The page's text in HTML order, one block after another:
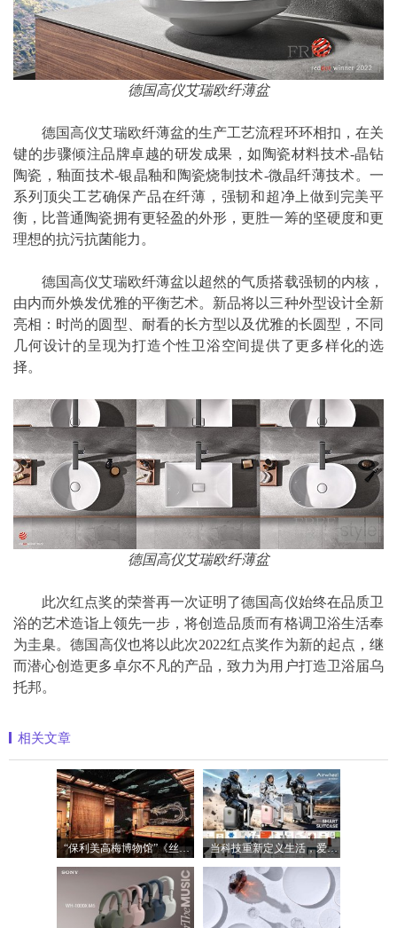
德国高仪艾瑞欧纤薄盆
德国高仪艾瑞欧纤薄盆的生产工艺流程环环相扣，在关
键的步骤倾注品牌卓越的研发成果，如陶瓷材料技术-晶钻
陶瓷，釉面技术-银晶釉和陶瓷烧制技术-微晶纤薄技术。一
系列顶尖工艺确保产品在纤薄，强韧和超净上做到完美平
衡，比普通陶瓷拥有更轻盈的外形，更胜一筹的坚硬度和更
理想的抗污抗菌能力。
德国高仪艾瑞欧纤薄盆以超然的气质搭载强韧的内核，
由内而外焕发优雅的平衡艺术。新品将以三种外型设计全新
亮相：时尚的圆型、耐看的长方型以及优雅的长圆型，不同
几何设计的呈现为打造个性卫浴空间提供了更多样化的选
择。
德国高仪艾瑞欧纤薄盆
此次红点奖的荣誉再一次证明了德国高仪始终在品质卫
浴的艺术造诣上领先一步，将创造品质而有格调卫浴生活奉
为圭臬。德国高仪也将以此次2022红点奖作为新的起点，继
而潜心创造更多卓尔不凡的产品，致力为用户打造卫浴届乌
托邦。
相关文章
“保利美高梅博物馆”《丝路》大展最后 当科技重新定义生活，爱尔威Airwheel正在